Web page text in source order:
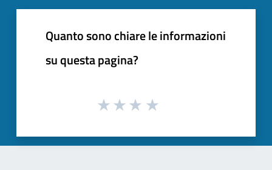
Quanto sono chiare le informazioni
su questa pagina?